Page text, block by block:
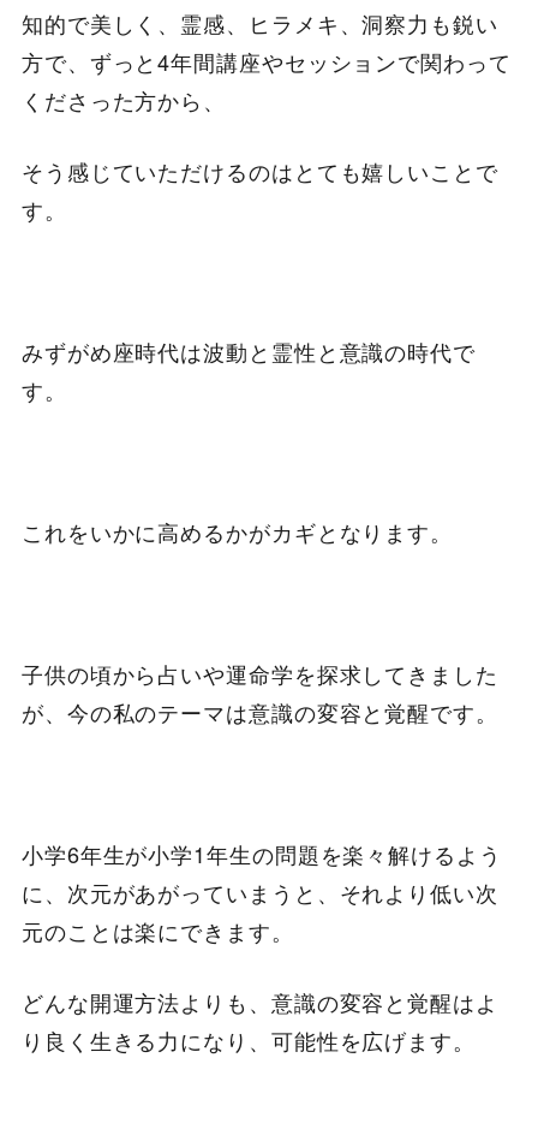
知的で美しく、霊感、ヒラメキ、洞察力も鋭い
方で、ずっと4年間講座やセッションで関わって
くださった方から、
そう感じていただけるのはとても嬉しいことで
す。
みずがめ座時代は波動と霊性と意識の時代で
す。
これをいかに高めるかがカギとなります。
子供の頃から占いや運命学を探求してきました
が、今の私のテーマは意識の変容と覚醒です。
小学6年生が小学1年生の問題を楽々解けるよう
に、次元があがっていまうと、それより低い次
元のことは楽にできます。
どんな開運方法よりも、意識の変容と覚醒はよ
り良く生きる力になり、可能性を広げます。